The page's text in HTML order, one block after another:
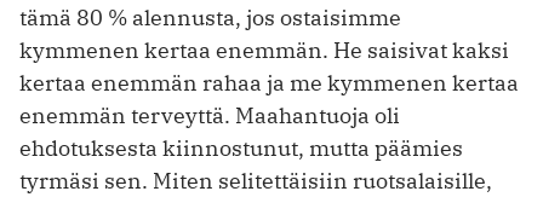
tämä 80 % alennusta, jos ostaisimme
kymmenen kertaa enemmän. He saisivat kaksi
kertaa enemmän rahaa ja me kymmenen kertaa
enemmän ter­veyttä. Maahantuoja oli
ehdotuksesta kiinnostunut, mutta päämies
tyrmäsi sen. Miten selitettäisiin ruotsalaisille,